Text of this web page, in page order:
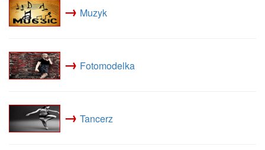
→ Muzyk
→ Fotomodelka
→ Tancerz